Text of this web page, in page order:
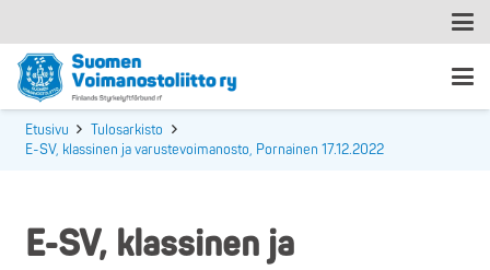
Etusivu
Tulosarkisto
E-SV, klassinen ja varustevoimanosto, Pornainen 17.12.2022
E-SV, klassinen ja